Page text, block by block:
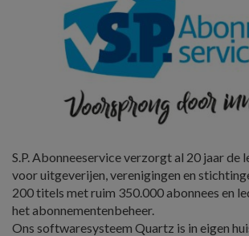
S.P. Abonneeservice verzorgt al 20 jaar de
voor uitgeverijen, verenigingen en
200 titels met ruim 350.000 abonnees en
het abonnementenbeheer.
Ons softwaresysteem Quartz is in eigen